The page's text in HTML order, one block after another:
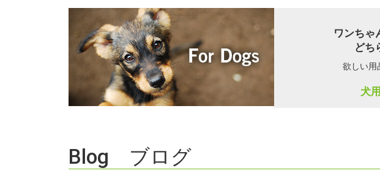
ワンちゃ
どち
欲しい用
犬
Blog ブログ